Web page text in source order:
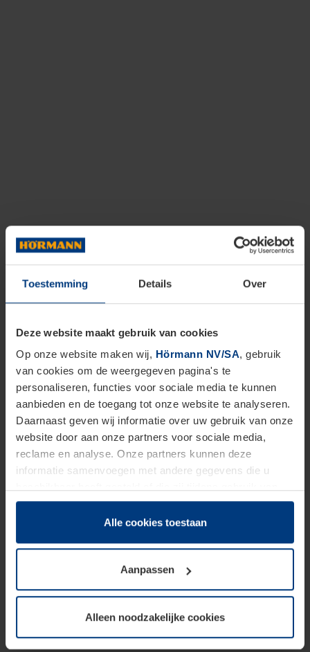
Toestemming Details Over
Deze website maakt gebruik van cookies
Op onze website maken wij, Hörmann NV/SA, gebruik
van cookies om de weergegeven pagina's te
personaliseren, functies voor sociale media te kunnen
aanbieden en de toegang tot onze website te analyseren.
Daarnaast geven wij informatie over uw gebruik van onze
website door aan onze partners voor sociale media,
reclame en analyse. Onze partners kunnen deze
informatie samenvoegen met andere gegevens die u
hun diensten hebben verzameld.
Juridisch hebben wij het recht om cookies op uw
van deze pagina's absoluut vereist is. Voor alle andere
soorten cookies is uw toestemming benodigd. Uw
toestemming kunt u op elk moment bij de uitleg van de
wijzigen of herroepen.
Alle cookies toestaan
Aanpassen
Alleen noodzakelijke cookies